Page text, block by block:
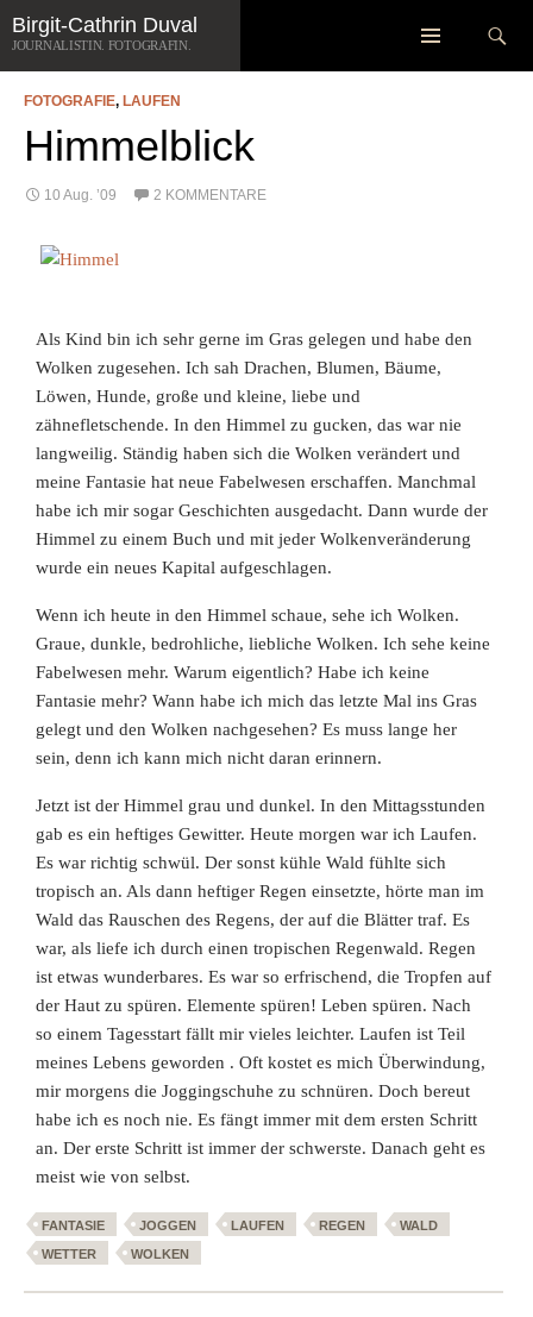
Zum
Inhalt
springen
Suchen
SCHLAGWORT-ARCHIV: REGEN
FOTOGRAFIE, LAUFEN
Himmelblick
10 Aug. ’09 2 KOMMENTARE
Als Kind bin ich sehr gerne im Gras gelegen und habe den
Wolken zugesehen. Ich sah Drachen, Blumen, Bäume,
Löwen, Hunde, große und kleine, liebe und
zähnefletschende. In den Himmel zu gucken, das war nie
langweilig. Ständig haben sich die Wolken verändert und
meine Fantasie hat neue Fabelwesen erschaffen. Manchmal
habe ich mir sogar Geschichten ausgedacht. Dannwurde der
Himmel zu einem Buch und mit jeder Wolkenveränderung
wurde ein neues Kapital aufgeschlagen.
Wenn ich heute in den Himmel schaue, sehe ich Wolken.
Graue, dunkle, bedrohliche, liebliche Wolken. Ich sehe keine
Fabelwesen mehr. Warum eigentlich? Habe ich keine
Fantasie mehr? Wann habe ich mich das letzte Mal ins Gras
gelegt und den Wolken nachgesehen? Es muss lange her
sein, denn ich kann mich nicht daran erinnern.
Jetzt ist der Himmel grau und dunkel. In den Mittagsstunden
gab es ein heftiges Gewitter. Heute morgen war ich Laufen.
Es war richtig schwül. Der sonst kühle Wald fühlte sich
tropisch an. Als dann heftiger Regen einsetzte, hörte man im
Wald das Rauschen des Regens, der auf die Blätter traf. Es
war, als liefe ich durch einen tropischen Regenwald. Regen
ist etwas wunderbares. Es war so erfrischend, die Tropfen auf
der Haut zu spüren. Elemente spüren! Leben spüren. Nach
so einem Tagesstart fällt mir vieles leichter. Laufen ist Teil
meines Lebens geworden . Oft kostet es mich Überwindung,
mir morgens die Joggingschuhe zu schnüren. Doch bereut
habe ich es noch nie. Es fängt immer mit dem ersten Schritt
an. Der erste Schritt ist immer der schwerste. Danach geht es
meist wie von selbst.
FANTASIE JOGGEN LAUFEN REGEN
WALD
WETTER
WOLKEN
Birgit-Cathrin Duval
JOURNALISTIN. FOTOGRAFIN.